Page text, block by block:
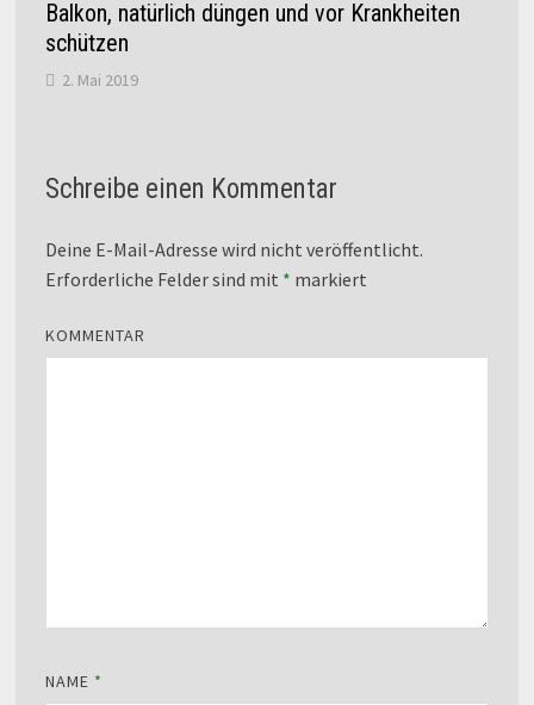
Balkon, natürlich düngen und vor Krankheiten
schützen
2. Mai 2019
Schreibe einen Kommentar
Deine E-Mail-Adresse wird nicht veröffentlicht.
Erforderliche Felder sind mit * markiert
KOMMENTAR
NAME *